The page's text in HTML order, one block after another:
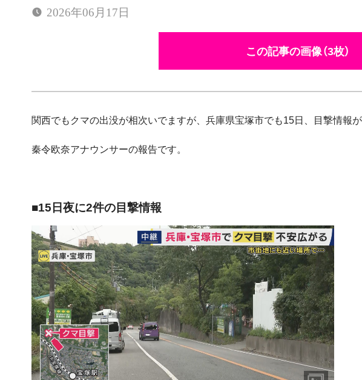
2026年06月17日
この記事の画像（3枚）
関西でもクマの出没が相次いでますが、兵庫県宝塚市でも15日、目撃情報が
秦令欧奈アナウンサーの報告です。
■15日夜に2件の目撃情報